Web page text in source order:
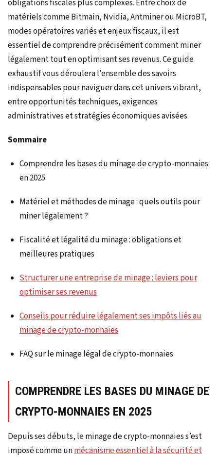
obligations fiscales plus complexes. Entre choix de
matériels comme Bitmain, Nvidia, Antminer ou MicroBT,
modes opératoires variés et enjeux fiscaux, il est
essentiel de comprendre précisément comment miner
légalement tout en optimisant ses revenus. Ce guide
exhaustif vous déroulera l’ensemble des savoirs
indispensables pour naviguer dans cet univers vibrant,
entre opportunités techniques, exigences
administratives et stratégies économiques avisées.
Sommaire
Comprendre les bases du minage de crypto-monnaies
en 2025
Matériel et méthodes de minage : quels outils pour
miner légalement ?
Fiscalité et légalité du minage : obligations et
meilleures pratiques
Structurer une entreprise de minage : leviers pour
optimiser ses revenus
Conseils pour réduire légalement ses impôts liés au
minage de crypto-monnaies
FAQ sur le minage légal de crypto-monnaies
COMPRENDRE LES BASES DU MINAGE DE
CRYPTO-MONNAIES EN 2025
Depuis ses débuts, le minage de crypto-monnaies s’est
imposé comme unmécanisme essentiel à la sécurité et